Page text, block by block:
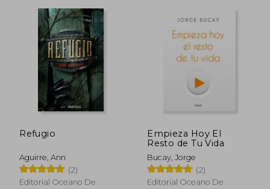
17,52 €
Refugio
Aguirre, Ann
(2)
Editorial Oceano De
Empieza Hoy El
Resto de Tu Vida
Bucay, Jorge
(2)
Editorial Oceano De